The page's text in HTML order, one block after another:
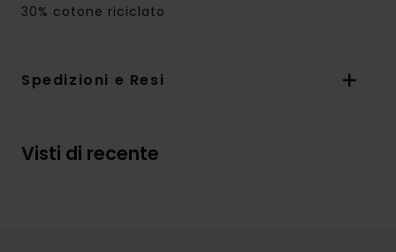
30% cotone riciclato
Spedizioni e Resi
Visti di recente